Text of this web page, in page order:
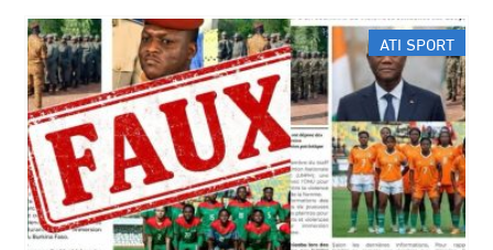
ATI SPORT